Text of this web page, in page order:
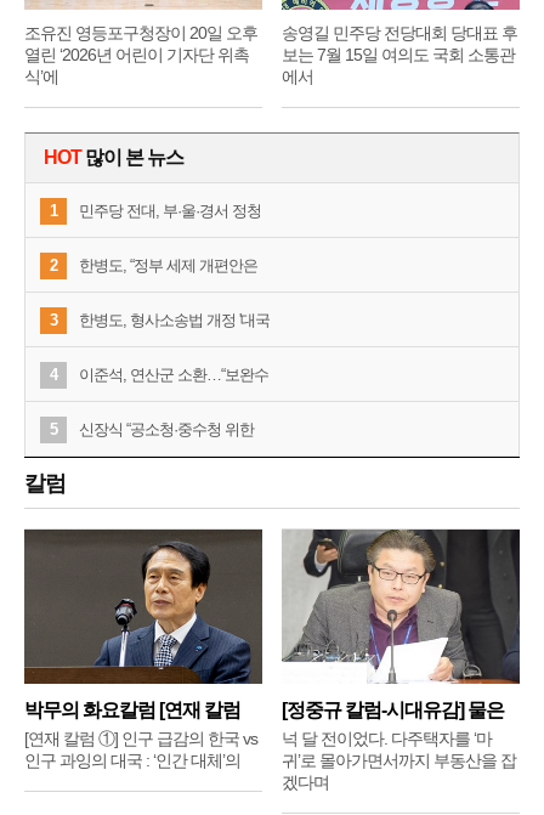
조유진 영등포구청장이 20일 오후
열린 ‘2026년 어린이 기자단 위촉
식’에
송영길 민주당 전당대회 당대표 후
보는 7월 15일 여의도 국회 소통관
에서
HOT많이 본 뉴스
1 민주당 전대, 부·울·경서 정청
2 한병도, “정부 세제 개편안은
3 한병도, 형사소송법 개정 '대국
4 이준석, 연산군 소환…“보완수
5 신장식 “공소청·중수청 위한
칼럼
박무의 화요칼럼 [연재 칼럼
①]
[연재 칼럼 ①] 인구 급감의 한국 vs
인구 과잉의 대국 : ‘인간 대체’의
[정중규 칼럼-시대유감] 물은
배
넉 달 전이었다. 다주택자를 ‘마
귀’로 몰아가면서까지 부동산을 잡
겠다며